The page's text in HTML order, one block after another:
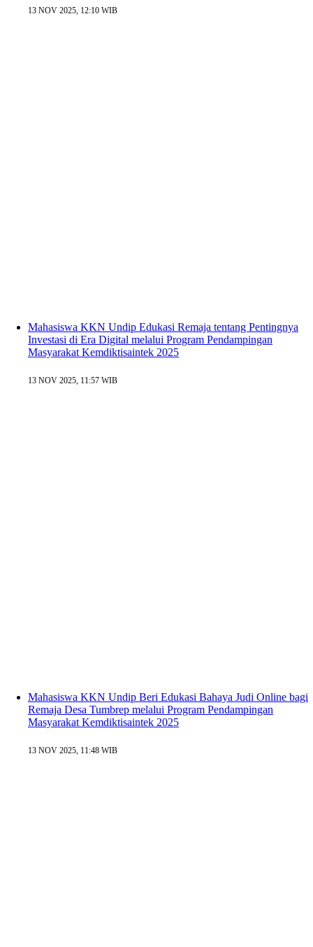
13 NOV 2025, 12:10 WIB
Mahasiswa KKN Undip Edukasi Remaja tentang Pentingnya
Investasi di Era Digital melalui Program Pendampingan
Masyarakat Kemdiktisaintek 2025
13 NOV 2025, 11:57 WIB
Mahasiswa KKN Undip Beri Edukasi Bahaya Judi Online bagi
Remaja Desa Tumbrep melalui Program Pendampingan
Masyarakat Kemdiktisaintek 2025
13 NOV 2025, 11:48 WIB